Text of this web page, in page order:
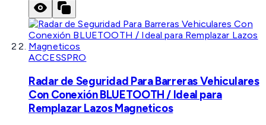
ACCESSPRO
Radar de Seguridad Para Barreras Vehiculares
Con Conexión BLUETOOTH / Ideal para
Remplazar Lazos Magneticos